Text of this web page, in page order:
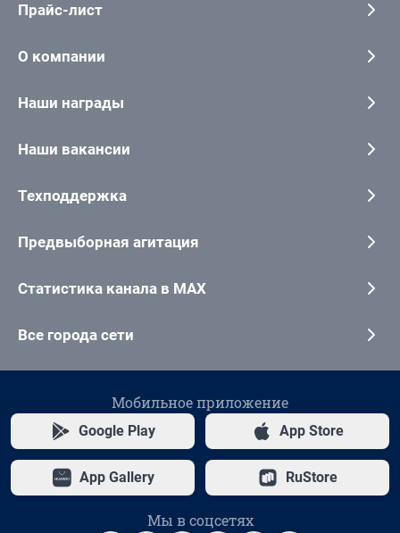
Прайс-лист
О компании
Наши награды
Наши вакансии
Техподдержка
Предвыборная агитация
Статистика канала в MAX
Все города сети
Мобильное приложение
Google Play App Store
App Gallery RuStore
Мы в соцсетях